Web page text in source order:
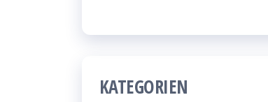
KATEGORIEN